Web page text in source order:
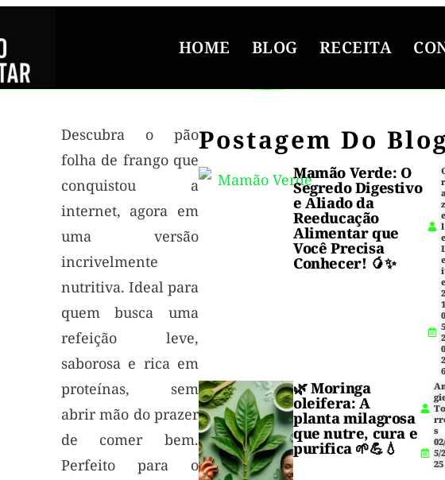
HOME BLOG RECEITA
Descubra o pão
folha de frango que
conquistou a
internet, agora em
uma versão
incrivelmente
nutritiva. Ideal para
quem busca uma
refeição leve,
saborosa e rica em
proteínas, sem
abrir mão do prazer
de comer bem.
Perfeito para o
Postagem Do
Mamão Verde: O
Segredo Digestivo
e Aliado da
Reeducação
Alimentar que
Você Precisa
Conhecer! 🥭✨
r
l
2
0
2
0
2
6
🌿Moringa
oleifera: A
planta milagrosa
que nutre, cura e
purifica 🌱💪💧
To
s
5/
25